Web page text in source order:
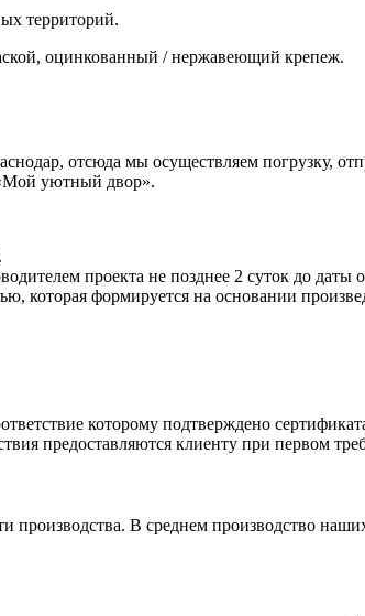
территорий.
оцинкованный / нержавеющий крепеж.
отсюда мы осуществляем погрузку,
уютный двор».
проекта не позднее 2 суток до даты
которая формируется на основании
которому подтверждено
предоставляются клиенту при первом
производства. В среднем производство